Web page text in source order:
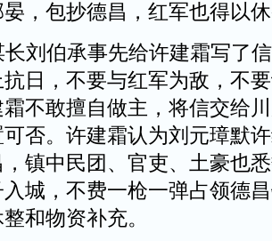
，包抄德昌，红军也得以
刘伯承事先给许建霜写了
日，不要与红军为敌，不
不敢擅自做主，将信交给
否。许建霜认为刘元璋默
镇中民团、官吏、土豪也
城，不费一枪一弹占领德
和物资补充。